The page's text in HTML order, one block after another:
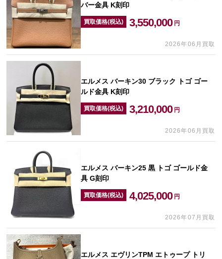
バー金具 K刻印
買取価格(税込) 3,550,000 円
2026年06月買取
エルメス バーキン30 ブラック トゴ ゴー
ルド金具 K刻印
買取価格(税込) 3,210,000 円
2026年06月買取
エルメス バーキン25 黒 トゴ ゴールド金
具 G刻印
買取価格(税込) 4,025,000 円
2026年07月買取
エルメス エヴリンTPM エトゥープ トリ